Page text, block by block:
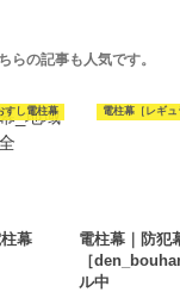
らの記事も人気です。
すし電柱幕
幕
電柱幕［レギ
電柱幕｜防犯
［
ル中